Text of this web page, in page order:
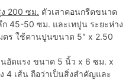
200 ซม. ตัวเสาคอนกรีตขนาด
45-50 ซม. และเทปูน ระยะห่าง
มตร ใช้คานปูนขนาด 5" x 2.50
อัดแรง ขนาด 5 นิ้ว x 6 ซม. x
4 เส้น ถือว่าเป็นสิ่งสำคัญและ